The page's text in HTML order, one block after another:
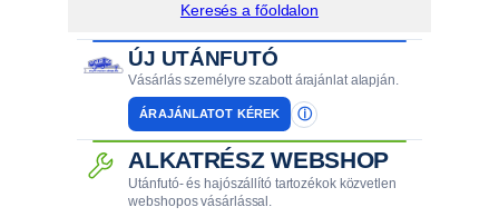
Keresés a főoldalon
ÚJ UTÁNFUTÓ
Vásárlás személyre szabott árajánlat alapján.
ÁRAJÁNLATOT KÉREK ⓘ
ALKATRÉSZ WEBSHOP
Utánfutó- és hajószállító tartozékok közvetlen
webshopos vásárlással.